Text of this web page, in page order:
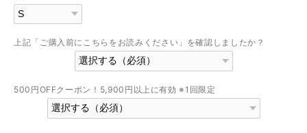
上記「ご購入前にこちらをお読みください」を確認しましたか？
500円OFFクーポン！5,900円以上に有効 ※1回限定